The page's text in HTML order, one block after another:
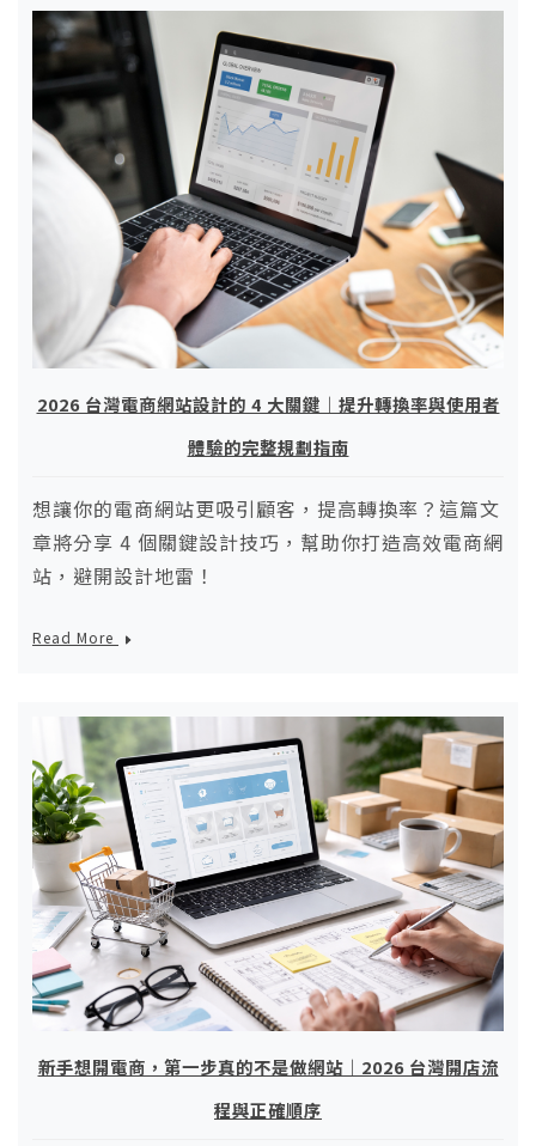
2026 台灣電商網站設計的 4 大關鍵｜提升轉換率與使用者
體驗的完整規劃指南
想讓你的電商網站更吸引顧客，提高轉換率？這篇文
章將分享 4 個關鍵設計技巧，幫助你打造高效電商網
站，避開設計地雷！
Read More
新手想開電商，第一步真的不是做網站｜2026 台灣開店流
程與正確順序